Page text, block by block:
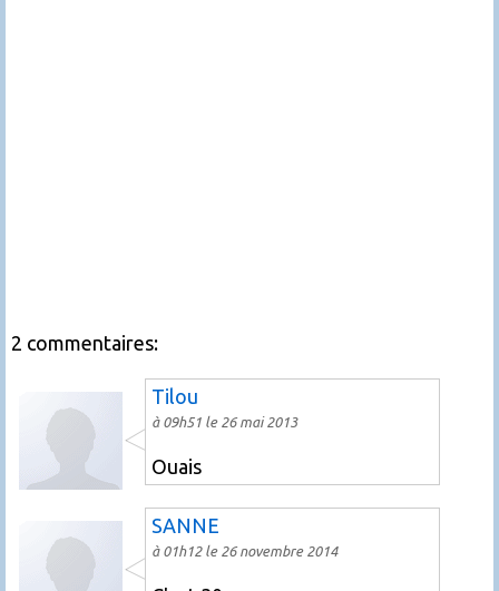
2 commentaires:
Tilou
à 09h51 le 26 mai 2013
Ouais
SANNE
à 01h12 le 26 novembre 2014